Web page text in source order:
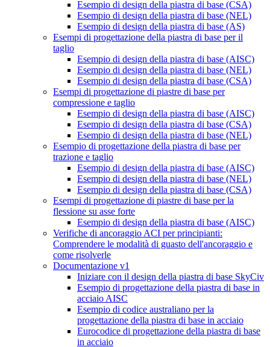
Esempio di design della piastra di base (CSA)
Esempio di design della piastra di base (NEL)
Esempio di design della piastra di base (AS)
Esempi di progettazione della piastra di base per il
taglio
Esempio di design della piastra di base (AISC)
Esempio di design della piastra di base (NEL)
Esempio di design della piastra di base (CSA)
Esempi di progettazione di piastre di base per
compressione e taglio
Esempio di design della piastra di base (AISC)
Esempio di design della piastra di base (CSA)
Esempio di design della piastra di base (NEL)
Esempio di progettazione della piastra di base per
trazione e taglio
Esempio di design della piastra di base (AISC)
Esempio di design della piastra di base (NEL)
Esempio di design della piastra di base (CSA)
Esempi di progettazione di piastre di base per la
flessione su asse forte
Esempio di design della piastra di base (AISC)
Verifiche di ancoraggio ACI per principianti:
Comprendere le modalità di guasto dell'ancoraggio e
come risolverle
Documentazione v1
Iniziare con il design della piastra di base SkyCiv
Esempio di progettazione della piastra di base in
acciaio AISC
Esempio di codice australiano per la
progettazione della piastra di base in acciaio
Eurocodice di progettazione della piastra di base
in acciaio